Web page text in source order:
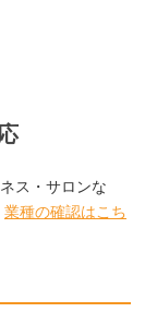
ス・サロンな
業種の確認はこち